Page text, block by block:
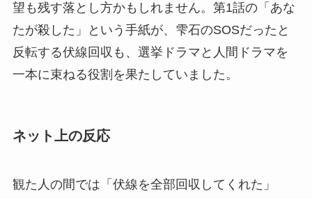
望も残す落とし方かもしれません。第1話の「あな
たが殺した」という手紙が、雫石のSOSだったと
反転する伏線回収も、選挙ドラマと人間ドラマを
一本に束ねる役割を果たしていました。
ネット上の反応
観た人の間では「伏線を全部回収してくれた」